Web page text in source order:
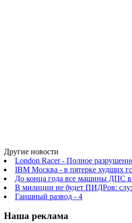
Другие новости
London Racer - Полное
IBM Москва - в пятерке худших
До конца года все машины ДПС в
В милиции не будет ПИДРов:
Гаишный развод - 4
Наша реклама